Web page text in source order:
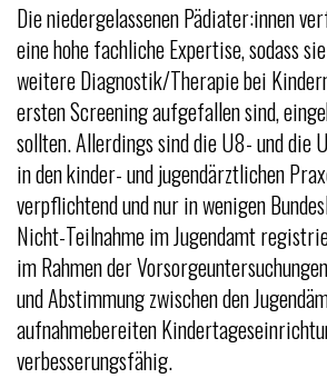
Die niedergelassenen Pädiater:innen
eine hohe fachliche Expertise, sodass
weitere Diagnostik/Therapie bei
ersten Screening aufgefallen sind,
sollten. Allerdings sind die U8- und die
in den kinder- und jugendärztlichen
verpflichtend und nur in wenigen
Nicht-Teilnahme im Jugendamt
im Rahmen der
und Abstimmung zwischen den
aufnahmebereiten
verbesserungsfähig.